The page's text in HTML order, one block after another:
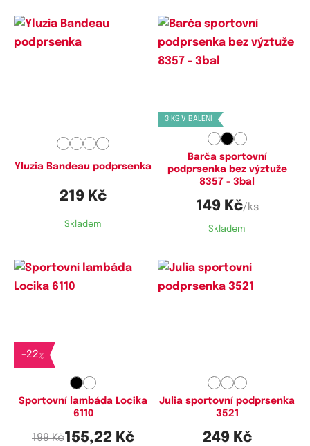
Yluzia Bandeau podprsenka
219 Kč
Skladem
3 KS V BALENÍ
Barča sportovní
podprsenka bez výztuže
8357 - 3bal
149 Kč/ks
Skladem
-22%
Sportovní lambáda Locika
6110
199 Kč155,22 Kč
Julia sportovní podprsenka
3521
249 Kč